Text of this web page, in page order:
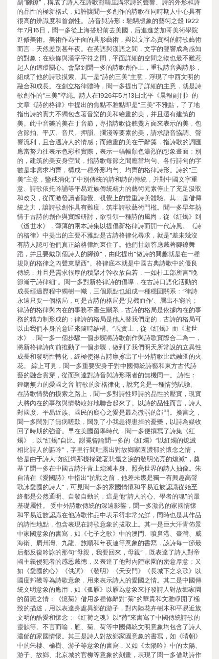
副“腳鐐”，構成了詩人在詩歌範疇里講求詩的聲響、詩的外形和詩
的品性的極新格式，如許讓聞一多創作的詩歌在同時期人中心具有
很高的辨識度和首創性。 詩音與詩形：馳騁想象的藝術之殼 1922
年7月16日，聞一多從上海搭船前去美國，后進進芝加哥美術學院
進修美術。美術作為平面的具形藝術，與以文字為資料的詩歌藝術
而言，天然差別甚年夜。在英語與漢語之間，文字的聲響成為感知
的對象；在線條與漢字字符之間，平面詳細的空間之物也最不難惹
起人的追蹤關心。會聚到聞一多的詩歌創作上，重視詩音與詩形，
組成了他的詩歌摸索。其一是“詩的三美”主意，浮現了中西文明的
融合和成長。在創立格律體時，聞一多提出了詳細的主意，就是詩
歌創作的“三美”準繩。詩人在1926年5月13日北平《晨報副刊》的
文章《詩的格律》中提出的焦點不雅點即是“三美”不雅點，了了地
指出詩的實力不獨包含著音樂的美和繪畫的美，并且還有建筑的
美。此中音樂的美在于音節，專指詩歌從聽覺方面來表示的美，包
含節拍、平仄、音尺、押韻、擱淺等要素的美，請求語音協調、聲
響流利，且合適詩人的情感；而繪畫的美在于辭藻，指詩歌的詞匯
應當努力往表示色彩和實際，表示一幅幅顏色濃烈的想象畫面；別
的，建筑的美安身空間，指詩歌每節之間應當均勻、各行詩句的字
數是非需求均齊，構成一種外形均勻、均齊的格律詩形。詩的“三
美”主意，鑒戒消化了中別傳統的詩和詩的傳統，并對中國文字重
意、詩歌依托吟誦等平易近族傳統精力的藝術元素停止了充足汲取
和改良，從而激發讀者聽覺、視覺上的雙重詩美體驗。其二是借傳
統之力，讓詩歌創作具有難度，筑牢詩歌藝術門檻。聞一多早年熱
情于古詩的創作與實際研討，欲引領一種詩的風尚，從《紅燭》到
《逝世水》，薄薄的兩本詩集以提倡新格律詩而開一代詩風。《詩
的格律》中提出的主要不雅點是古詩格律化尋求，就是“差未幾沒
有詩人認可他們真正給格律約束住了。他們甘願答應戴著腳鐐舞
蹈，并且要戴別個詩人的腳鐐”，由此提出“做詩的興趣就是在一種
規則的格律之內聲東擊西”。格律底本就是中國古典詩歌中的優良
傳統，并且是需求很厚的積聚才幹收放自若，一如杜工部所言“晚
節漸于詩律細”。聞一多對新格律詩的倡導，在古詩口語化活動的
成長經過歷程中獨樹一幟，三個原點也組成一種穩固關系：“律詩
永遠只要一個格局，可是古詩的格局是‘見機而作’、層出不窮的；
律詩的格律與內在的事務不產生關系，古詩的格局是依據內在的事
務的精力制形成的；律詩的格局是他人替我們定的，古詩的格局可
以由我們本身的意匠來隨時結構。”現實上，從《紅燭》而《逝世
水》，聞一多一個步驟一個步驟將詩歌創作與詩歌實際合二為一，
將新格律詩向前推動了一個步驟，做到了我們明天所常說的立異性
成長和發明性轉化，終極使得古詩摩擦出了中外詩歌比武融匯的火
花。 綜上可見，聞一多重要安身于對中國傳統詩藝和東方古代詩
藝的融合貫穿，從而到達對詩音與詩形兩者的無機同一。 詩性：
鏗鏘無力的愛國之音 詩歌的新格律化，說究竟是一種情勢試驗。
在詩歌情勢的摸索之路上，聞一多對詩性即詩的品性的壓實，現實
大將內在的事務與情勢較好地聯合起來了。以詩的品性而言，詩人
對國度、平易近族、國民的癡心之愛是最為微弱的部門。換言之，
聞一多闊別了無病嗟歎，闊別了小我患得患掉的憂樂，以詩為媒收
回了時期的強音。早在美國留學時代，聞一多便撰寫了詩集《紅
燭》，以“紅燭”自比。謝冕曾論聞一多的《紅燭》“以紅燭的熄滅
相比詩人的謳吟”，字里行間吐露出對故鄉家園濃郁的懷念之情，
恰是由于詩人“如紅燭那樣摻雜著悲傷之淚的發明光亮的熄滅”，奠
基了聞一多在中國古詩汗青上熄滅本身、照亮世界的詩人抽像。朱
自清在《愛國詩》中指出“抗戰之前，他差未幾是獨一有興趣高聲
歌詠愛國的詩人”，可見聞一多的家國情懷和平易近族認識從始至
終都是公然通明、自發自動的，這是他“詩人的心、學者的魂”的最
基礎屬性。 受中外詩歌傳統的深遠影響，聞一多激烈的家國情懷
和平易近族認識在他詩歌作品中表示得非常光鮮，同時也是其作品
的詩性地點，包含表現在詩歌意象的拔取上。其一是巨大汗青佈景
中家國意象的書寫，如《七子之歌》中的澳門、噴鼻港、臺灣、威
海衛、廣州灣、九龍、旅順和年夜連等意象的書寫，該詩每一節最
后都反復吟詠的那句“母親，我要回來，母親”，既表達了詩人對帝
國主義侵犯者的感恩戴德，又表達了他對內陸家園的密意厚意；又
如《愛國的心》《供詞》《發明》《天安門》《長城下之哀歌》以
國度邦畿等為詩歌意象，用來表示詩人的愛國之情。其二是中國傳
統文明意象的應用，如《孤雁》以雁為意象來抒發詩人對故鄉家園
的留戀之情；《憶菊》借用多種修辭對“菊”的華貴和文雅睜開了極
致的描述，用以表達身處異鄉的游子，對內陸花卉樹木和平易近族
文明的酷愛和懷念；《紅荷之魂》以“荷”來書寫了中國傳統詩歌的
靈韻等。不言而喻，雁、菊、荷等中國傳統文明意象均包含了詩人
濃郁的家國情懷。其三是詩人對故鄉家園意象的書寫，如《晴朝》
中的朱樓、榆樹、游子等意象的書寫，又如《太陽吟》中的太陽、
游子、故鄉、北京城的官柳等意象的刻畫，表現了聞一多借助詩作